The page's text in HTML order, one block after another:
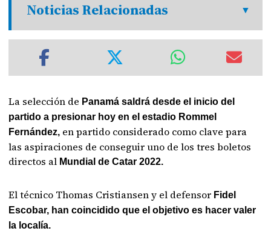
Noticias Relacionadas
La selección de Panamá saldrá desde el inicio del
partido a presionar hoy en el estadio Rommel
Fernández, en partido considerado como clave para
las aspiraciones de conseguir uno de los tres boletos
directos al Mundial de Catar 2022.
El técnico Thomas Cristiansen y el defensor Fidel
Escobar, han coincidido que el objetivo es hacer valer
la localía.